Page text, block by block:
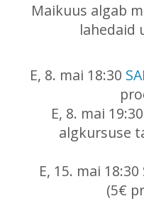
Maikuus algab
lahedaid
E, 8. mai 18:30
E, 8. mai 19:30
algkursuse
E, 15. mai 18:30
(5€